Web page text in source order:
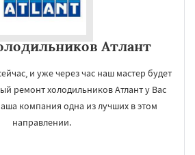
Атлант
и уже через час наш мастер будет
ремонт холодильников Атлант у Вас
компания одна из лучших в этом
направлении.